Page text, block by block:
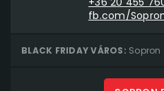
fb.com/
BLACK FRIDAY VÁROS: Sopron